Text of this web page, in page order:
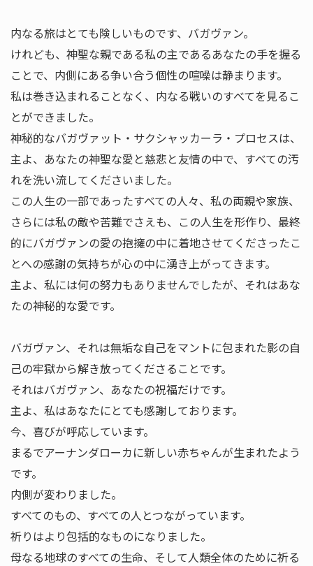
内なる旅はとても険しいものです、バガヴァン。
けれども、神聖な親である私の主であるあなたの手を握る
ことで、内側にある争い合う個性の喧噪は静まります。
私は巻き込まれることなく、内なる戦いのすべてを見るこ
とができました。
神秘的なバガヴァット・サクシャッカーラ・プロセスは、
主よ、あなたの神聖な愛と慈悲と友情の中で、すべての汚
れを洗い流してくださいました。
この人生の一部であったすべての人々、私の両親や家族、
さらには私の敵や苦難でさえも、この人生を形作り、最終
的にバガヴァンの愛の抱擁の中に着地させてくださったこ
とへの感謝の気持ちが心の中に湧き上がってきます。
主よ、私には何の努力もありませんでしたが、それはあな
たの神秘的な愛です。
バガヴァン、それは無垢な自己をマントに包まれた影の自
己の牢獄から解き放ってくださることです。
それはバガヴァン、あなたの祝福だけです。
主よ、私はあなたにとても感謝しております。
今、喜びが呼応しています。
まるでアーナンダローカに新しい赤ちゃんが生まれたよう
です。
内側が変わりました。
すべてのもの、すべての人とつながっています。
祈りはより包括的なものになりました。
母なる地球のすべての生命、そして人類全体のために祈る